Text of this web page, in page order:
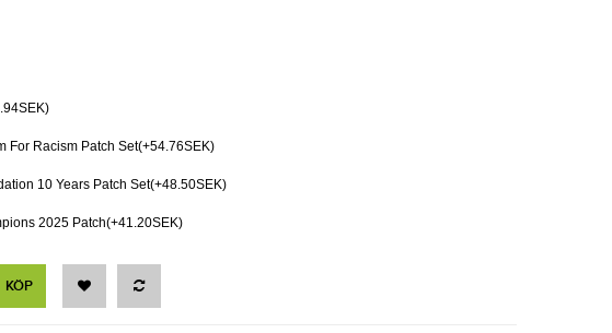
For Racism Patch Set(+54.76SEK)
10 Years Patch Set(+48.50SEK)
2025 Patch(+41.20SEK)
KÖP